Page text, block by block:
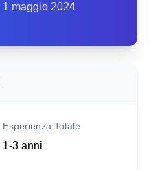
1 maggio 2024
Esperienza Totale
1-3 anni